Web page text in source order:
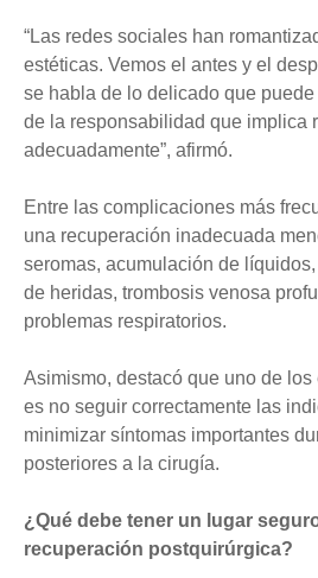
“Las redes sociales han
estéticas. Vemos el antes y el
se habla de lo delicado que
de la responsabilidad que implica
adecuadamente”, afirmó.
Entre las complicaciones más
una recuperación inadecuada
seromas, acumulación de
de heridas, trombosis venosa
problemas respiratorios.
Asimismo, destacó que uno de
es no seguir correctamente las
minimizar síntomas importantes
posteriores a la cirugía.
¿Qué debe tener un lugar
recuperación postquirúrgica?